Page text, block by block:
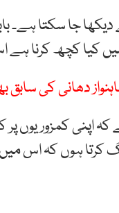
جا سکتا ہے۔
کیا کچھ کرنا ہے
دھانی کی
کمزوریوں پر
کرتا ہوں کہ اس